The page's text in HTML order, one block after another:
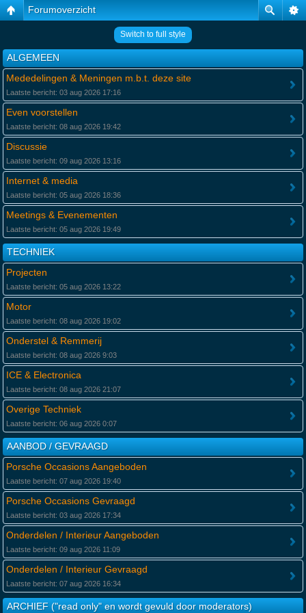
Forumoverzicht
Switch to full style
ALGEMEEN
Mededelingen & Meningen m.b.t. deze site
Laatste bericht: 03 aug 2026 17:16
Even voorstellen
Laatste bericht: 08 aug 2026 19:42
Discussie
Laatste bericht: 09 aug 2026 13:16
Internet & media
Laatste bericht: 05 aug 2026 18:36
Meetings & Evenementen
Laatste bericht: 05 aug 2026 19:49
TECHNIEK
Projecten
Laatste bericht: 05 aug 2026 13:22
Motor
Laatste bericht: 08 aug 2026 19:02
Onderstel & Remmerij
Laatste bericht: 08 aug 2026 9:03
ICE & Electronica
Laatste bericht: 08 aug 2026 21:07
Overige Techniek
Laatste bericht: 06 aug 2026 0:07
AANBOD / GEVRAAGD
Porsche Occasions Aangeboden
Laatste bericht: 07 aug 2026 19:40
Porsche Occasions Gevraagd
Laatste bericht: 03 aug 2026 17:34
Onderdelen / Interieur Aangeboden
Laatste bericht: 09 aug 2026 11:09
Onderdelen / Interieur Gevraagd
Laatste bericht: 07 aug 2026 16:34
ARCHIEF ("read only" en wordt gevuld door moderators)